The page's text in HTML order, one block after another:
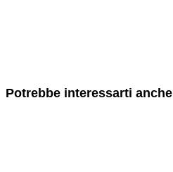
Potrebbe interessarti anche